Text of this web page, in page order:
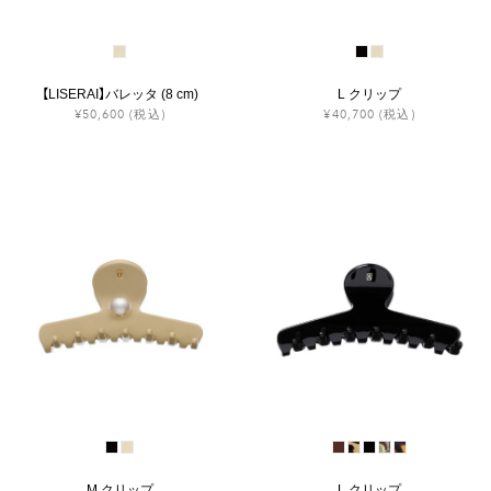
【LISERAI】バレッタ (8 cm)
¥50,600 (税込)
L クリップ
¥40,700 (税込)